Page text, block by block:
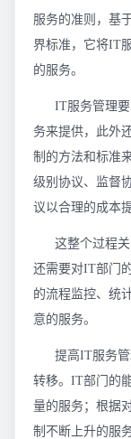
服务的准则，基
界标准，它将IT
的服务。
IT服务管理
务来提供，此外
制的方法和标准
级别协议、监督
议以合理的成本
这整个过程
还需要对IT部门
的流程监控、统
意的服务。
提高IT服务
转移。IT部门的
量的服务；根据
制不断上升的服